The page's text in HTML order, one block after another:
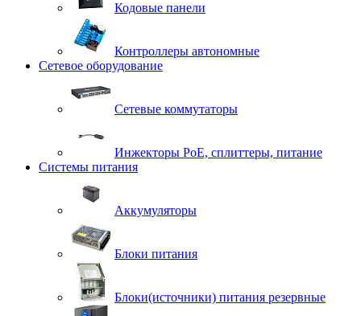
Кодовые панели
Контроллеры автономные
Сетевое оборудование
Сетевые коммутаторы
Инжекторы РоЕ, сплиттеры, питание
Системы питания
Аккумуляторы
Блоки питания
Блоки(источники) питания резервные